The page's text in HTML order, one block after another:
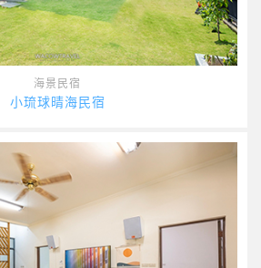
海景民宿
小琉球晴海民宿